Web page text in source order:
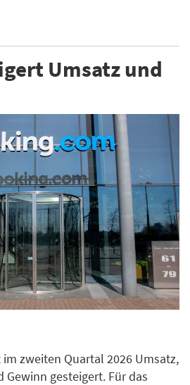
Umsatz und
zweiten Quartal 2026 Umsatz,
gesteigert. Für das